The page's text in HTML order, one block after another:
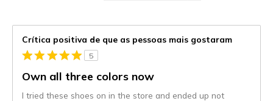
Crítica positiva de que as pessoas mais gostaram
5
Own all three colors now
I tried these shoes on in the store and ended up not